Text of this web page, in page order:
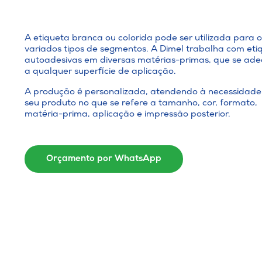
A etiqueta branca ou colorida pode ser utilizada para
variados tipos de segmentos. A Dimel trabalha com
autoadesivas em diversas matérias-primas, que se
a qualquer superfície de aplicação.
A produção é personalizada, atendendo à
seu produto no que se refere a tamanho, cor, formato,
matéria-prima, aplicação e impressão posterior.
Orçamento por WhatsApp